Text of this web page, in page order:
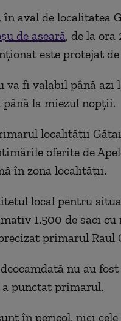
în aval de localitatea
de aseară, de la ora
este protejat
va fi valabil până azi
la miezul nopţii.
localității
oferite de
în zona localității.
local pentru
1.500 de saci
primarul Raul
nu au
a punctat primarul.
în pericol, nici cele